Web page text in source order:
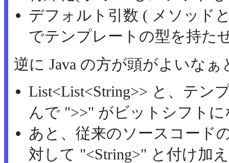
デフォルト引数 ( メソッド
でテンプレートの型を持た
逆に Java の方が頭がよいなぁ
List<List<String>> と、テン
んで ">>" がビットシフト
あと、従来のソースコード
対して "<String>" と付け加